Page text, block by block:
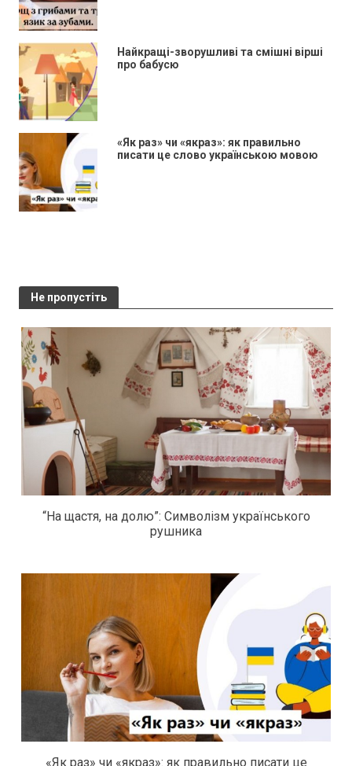
Найкращі-зворушливі та смішні вірші
про бабусю
«Як раз» чи «якраз»: як правильно
писати це слово українською мовою
Не пропустіть
“На щастя, на долю”: Символізм українського
рушника
«Як раз» чи «якраз»: як правильно писати це